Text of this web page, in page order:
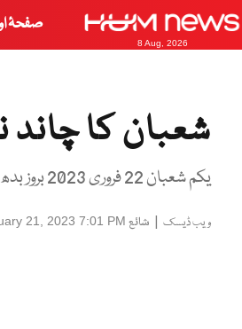
8 Aug, 2026
صفحۂ
شعبان کا چاند
یکم شعبان 22 فروری 2023 بروز بدھ کو ہو گی۔
ویب ڈیسک | شائع 21, 2023 7:01 PM